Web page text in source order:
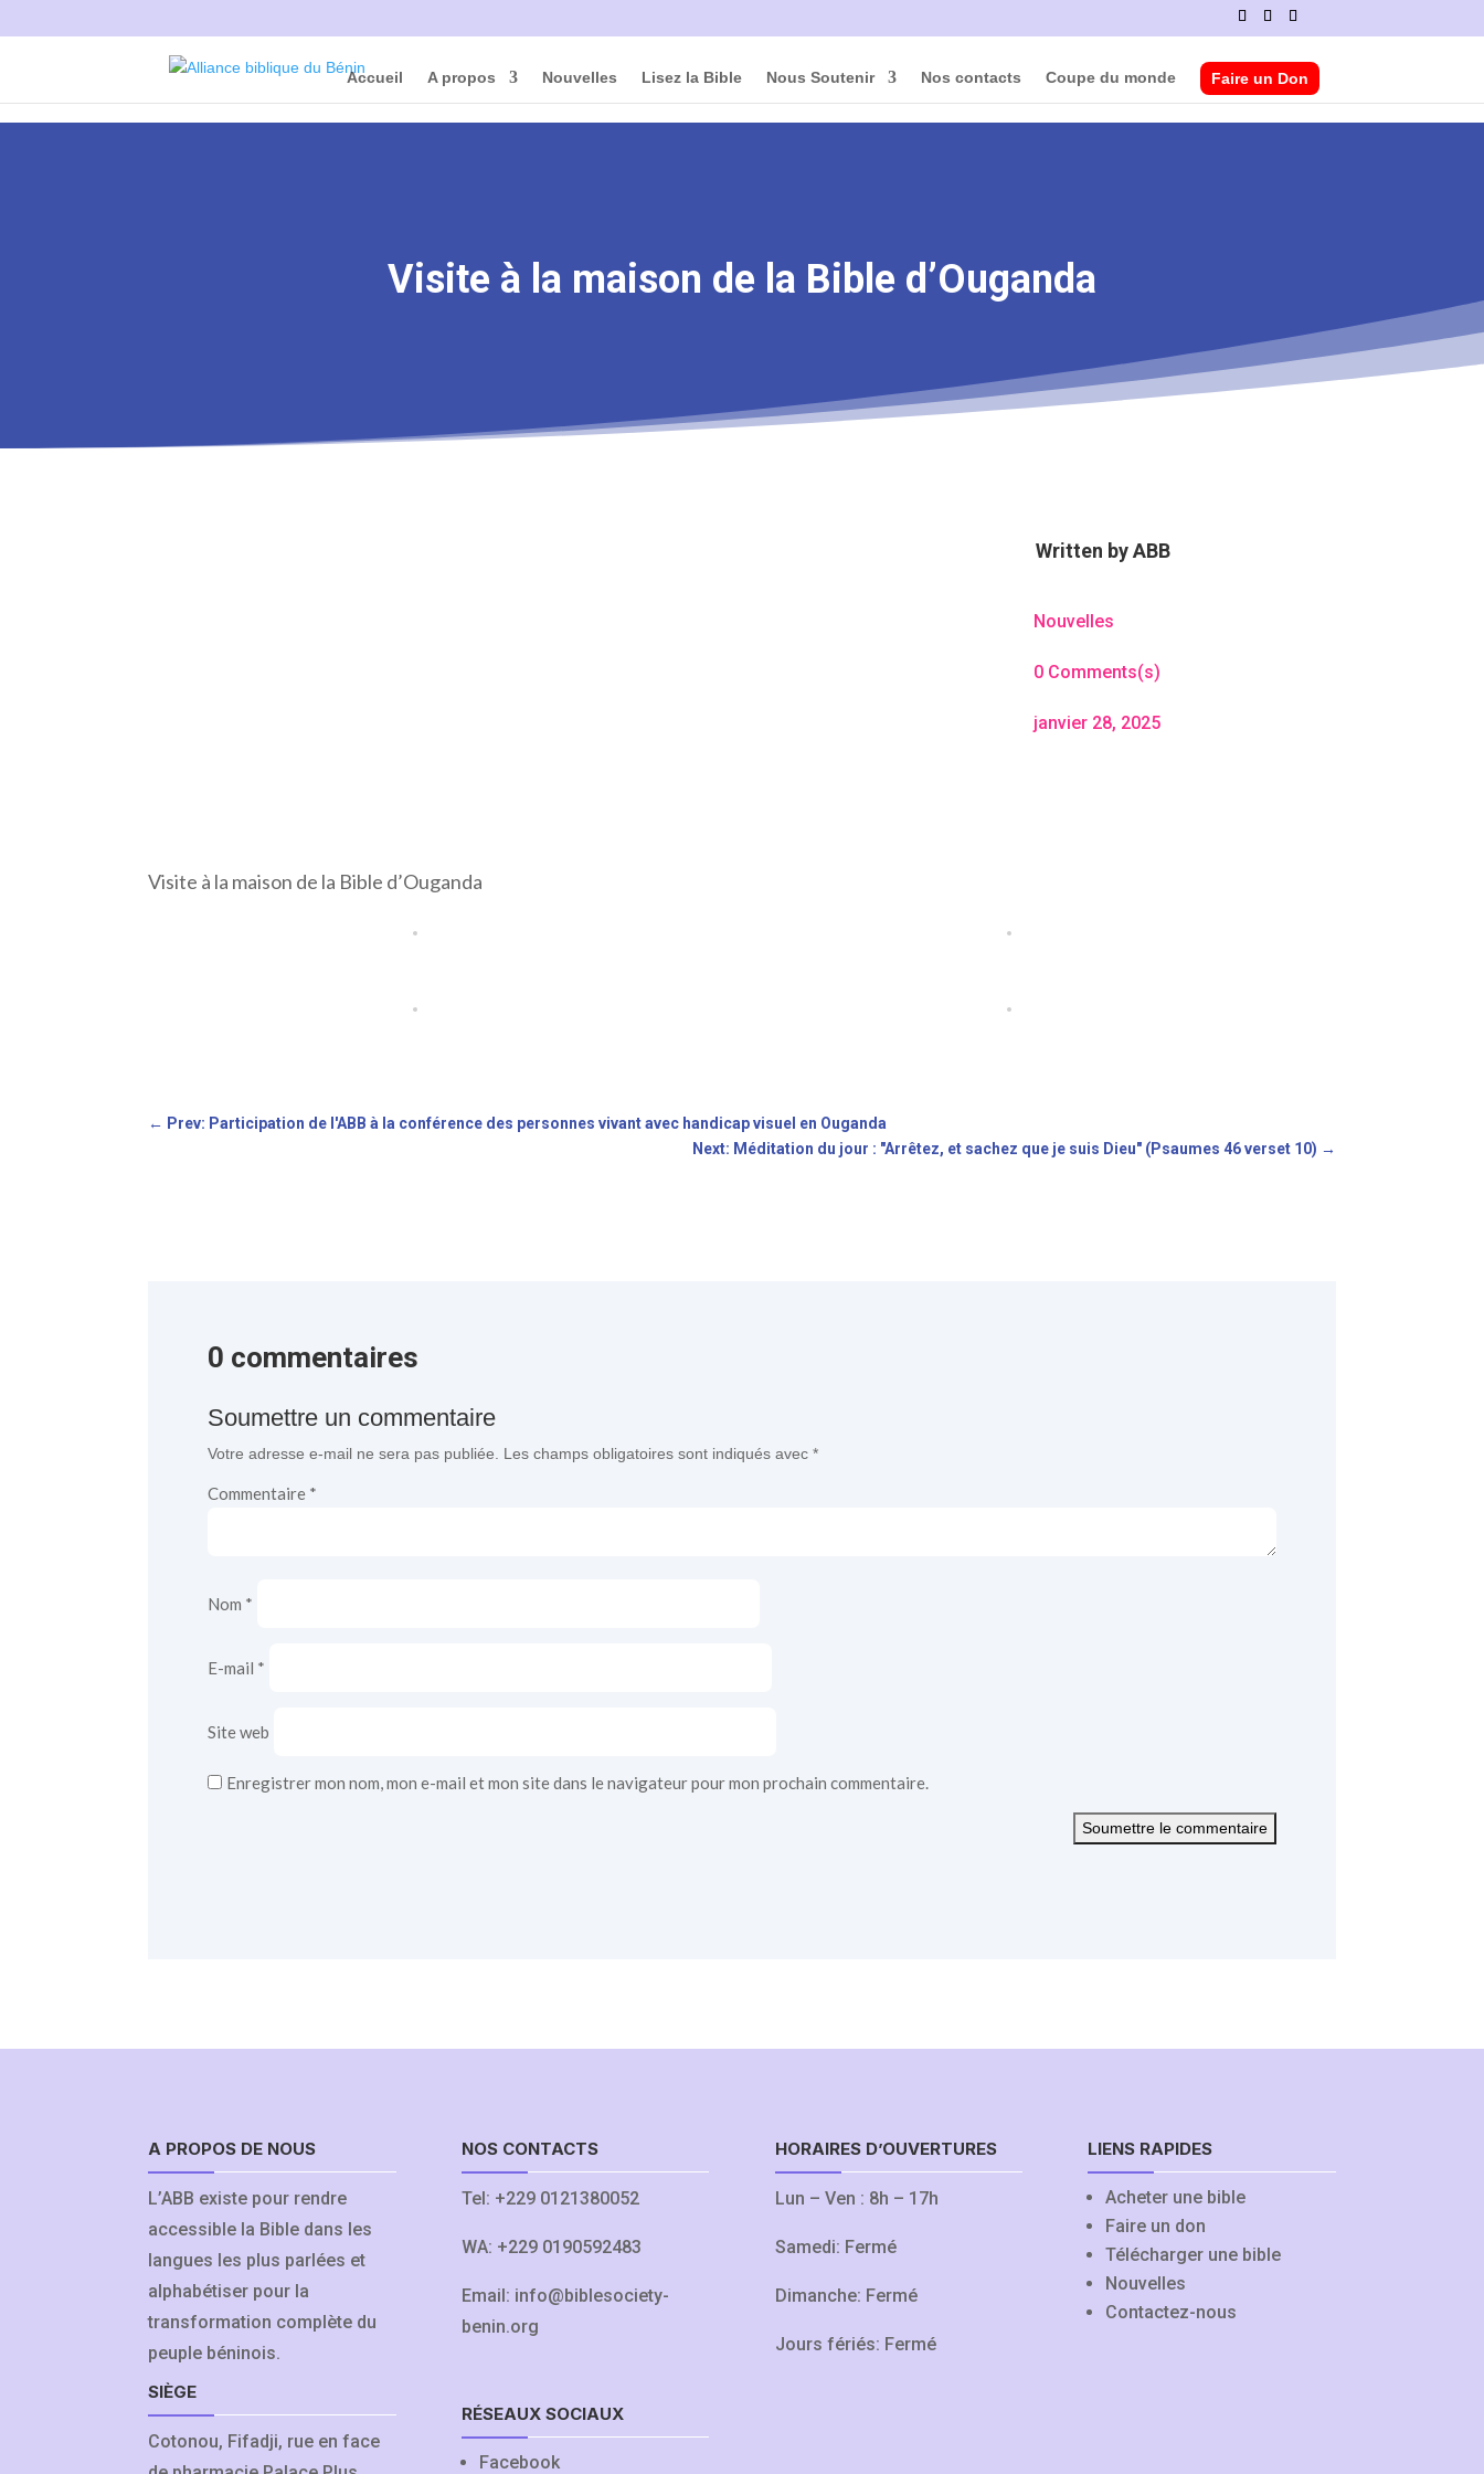
Accueil A propos Nouvelles Lisez la Bible Nous Soutenir Nos contacts Coupe du monde Faire un Don
Visite à la maison de la Bible d’Ouganda
Written byABB
Nouvelles
0 Comments(s)
janvier 28, 2025
Visite à la maison de la Bible d’Ouganda
← Prev: Participation de l'ABB à la conférence des personnes vivant avec handicap visuel en Ouganda
Next: Méditation du jour : "Arrêtez, et sachez que je suis Dieu" (Psaumes 46 verset 10) →
0 commentaires
Soumettre un commentaire
Votre adresse e-mail ne sera pas publiée. Les champs obligatoires sont indiqués avec*
Commentaire *
Nom *
E-mail *
Site web
Enregistrer mon nom, mon e-mail et mon site dans le navigateur pour mon prochain commentaire.
Soumettre le commentaire
A PROPOS DE NOUS
L’ABB existe pour rendre
accessible la Bible dans les
langues les plus parlées et
alphabétiser pour la
transformation complète du
peuple béninois.
SIÈGE
Cotonou, Fifadji, rue en face
NOS CONTACTS
Tel: +229 0121380052
WA: +229 0190592483
Email: info@biblesociety-
benin.org
RÉSEAUX SOCIAUX
Facebook
HORAIRES D’OUVERTURES
Lun – Ven : 8h – 17h
Samedi: Fermé
Dimanche: Fermé
Jours fériés: Fermé
LIENS RAPIDES
Acheter une bible
Faire un don
Télécharger une bible
Nouvelles
Contactez-nous